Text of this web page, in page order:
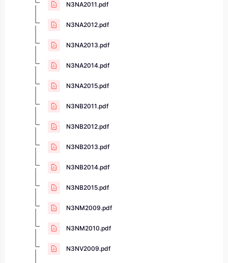
N3NA2011.pdf
N3NA2012.pdf
N3NA2013.pdf
N3NA2014.pdf
N3NA2015.pdf
N3NB2011.pdf
N3NB2012.pdf
N3NB2013.pdf
N3NB2014.pdf
N3NB2015.pdf
N3NM2009.pdf
N3NM2010.pdf
N3NV2009.pdf